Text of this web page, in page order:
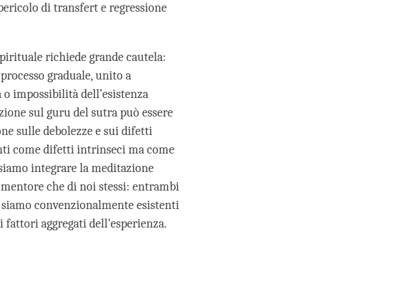
di transfert e regressione
richiede grande cautela:
graduale, unito a
impossibilità dell’esistenza
sul guru del sutra può essere
sulle debolezze e sui difetti
come difetti intrinseci ma come
integrare la meditazione
che di noi stessi: entrambi
convenzionalmente esistenti
aggregati dell'esperienza.